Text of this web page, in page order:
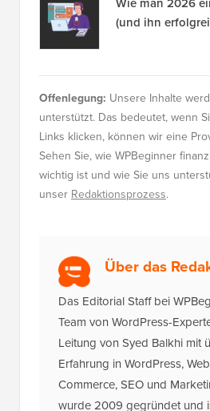
Wie man 2026
(und ihn
Offenlegung: Unsere Inhalte
unterstützt. Das bedeutet, wenn
Links klicken, können wir eine
Sehen Sie, wie WPBeginner
wichtig ist und wie Sie uns
unser Redaktionsprozess.
Über das
Das Editorial Staff bei
Team von WordPress-
Leitung von Syed Balkhi mit
Erfahrung in WordPress,
Commerce, SEO und